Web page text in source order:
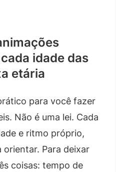
idade das
etária
para você fazer
Não é uma lei. Cada
e ritmo próprio,
orientar. Para deixar
coisas: tempo de